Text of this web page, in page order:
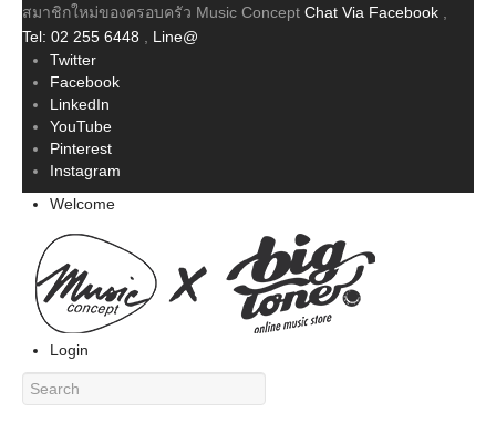
สมาชิกใหม่ของครอบครัว Music Concept Chat Via Facebook
Tel: 02 255 6448
Line@
Twitter
Facebook
LinkedIn
YouTube
Pinterest
Instagram
Welcome
Login